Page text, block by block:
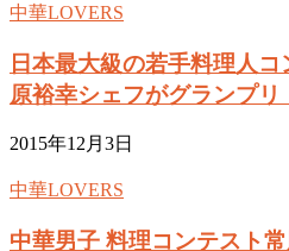
中華LOVERS
日本最大級の若手料理人
原裕幸シェフがグランプリ
2015年12月3日
中華LOVERS
中華男子 料理コンテスト